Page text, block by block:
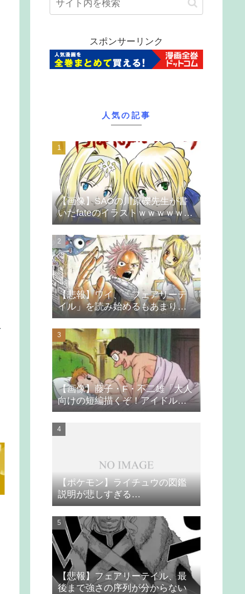
スポンサーリンク
人気の記事
【画像】SAOの川原礫先生が書
いたfateのイラストｗｗｗｗｗｗ
ｗｗｗ
【悲報】ワイ、「フェアリーテ
イル」を読み始めるもあまりの
つまらなさに挫折する
【画像】藤子・F・不二雄「大人
向けの短編描くぞ！アイドルが
無理やり抱かれるシーン入れ
よ」
【ポケモン】ライチュウの図鑑
説明が悲しすぎる…
【悲報】フェアリーテイル、最
後まで強さの序列が分からない